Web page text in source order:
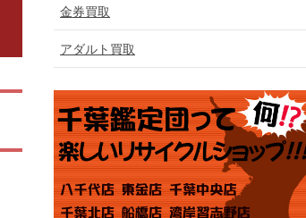
金券買取
アダルト買取